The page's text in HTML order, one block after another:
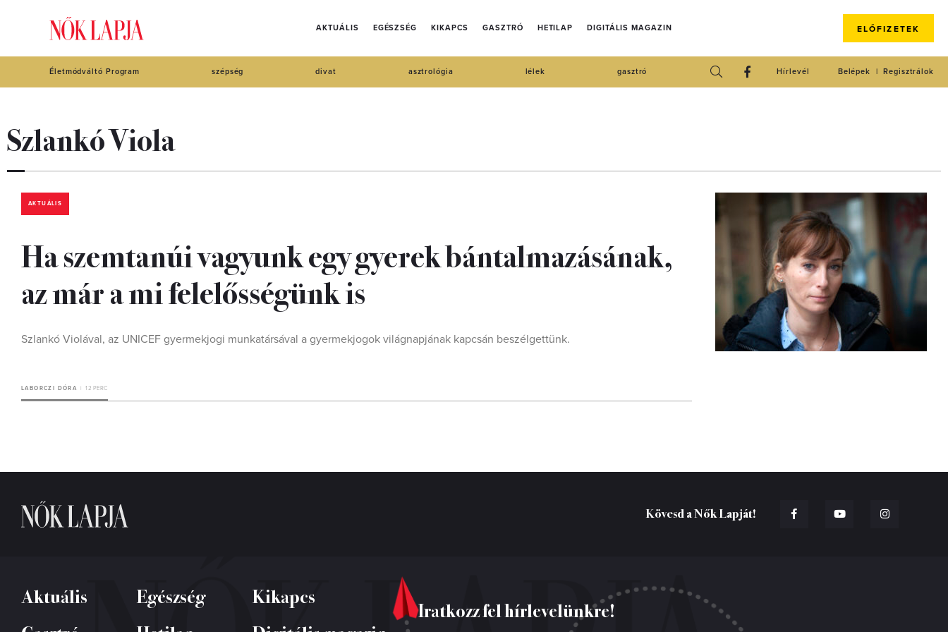
AKTUÁLIS EGÉSZSÉG KIKAPCS GASZTRÓ HETILAP DIGITÁLIS MAGAZIN ELŐFIZETEK
Életmódváltó Program szépség divat asztrológia lélek gasztró Regisztrálok
Belépek
Hírlevél
Szlankó Viola
AKTUÁLIS
Ha szemtanúi vagyunk egy gyerek bántalmazásának,
az már a mi felelősségünk is
Szlankó Violával, az UNICEF gyermekjogi munkatársával a gyermekjogok világnapjának kapcsán beszélgettünk.
LABORCZI DÓRA 12 PERC
Kövesd a Nők Lapját!
Aktuális Egészség
Kikapcs
Iratkozz fel hírlevelünkre!